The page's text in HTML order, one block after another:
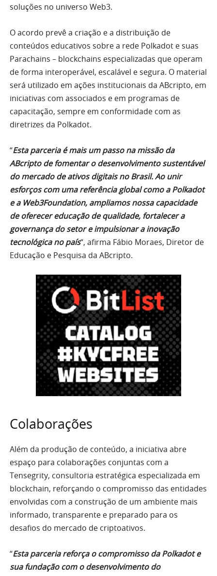
soluções no universo Web3.
O acordo prevê a criação e a distribuição de
conteúdos educativos sobre a rede Polkadot e suas
Parachains – blockchains especializadas que operam
de forma interoperável, escalável e segura. O material
será utilizado em ações institucionais da ABcripto, em
iniciativas com associados e em programas de
capacitação, sempre em conformidade com as
diretrizes da Polkadot.
“Esta parceria é mais um passo na missão da
ABcripto de fomentar o desenvolvimento sustentável
do mercado de ativos digitais no Brasil. Ao unir
esforços com uma referência global como a Polkadot
e a Web3Foundation, ampliamos nossa capacidade
de oferecer educação de qualidade, fortalecer a
governança do setor e impulsionar a inovação
tecnológica no país“, afirma Fábio Moraes, Diretor de
Educação e Pesquisa da ABcripto.
Colaborações
Além da produção de conteúdo, a iniciativa abre
espaço para colaborações conjuntas com a
Tensegrity, consultoria estratégica especializada em
blockchain, reforçando o compromisso das entidades
envolvidas com a construção de um ambiente mais
informado, transparente e preparado para os
desafios do mercado de criptoativos.
“Esta parceria reforça o compromisso da Polkadot e
sua fundação com o desenvolvimento do